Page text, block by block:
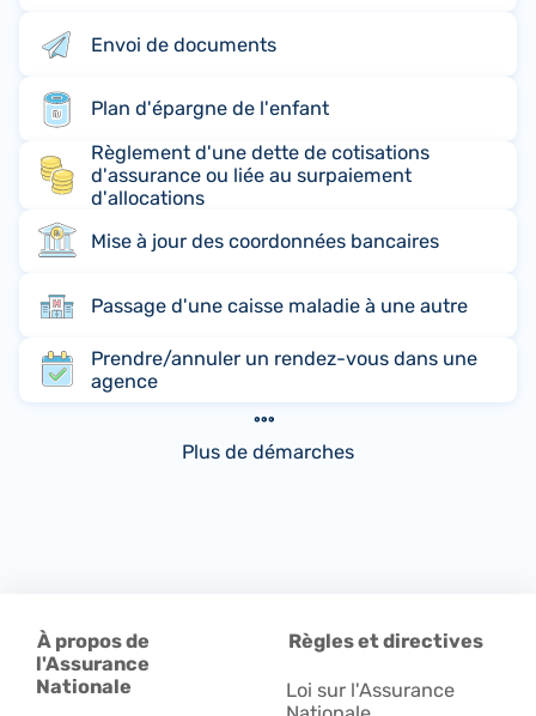
Envoi de documents
Plan d'épargne de l'enfant
Règlement d'une dette de cotisations
d'assurance ou liée au surpaiement
d'allocations
Mise à jour des coordonnées bancaires
Passage d'une caisse maladie à une autre
Prendre/annuler un rendez-vous dans une
agence
Plus de démarches
À propos de
l'Assurance
Nationale
Règles et directives
Loi sur l'Assurance